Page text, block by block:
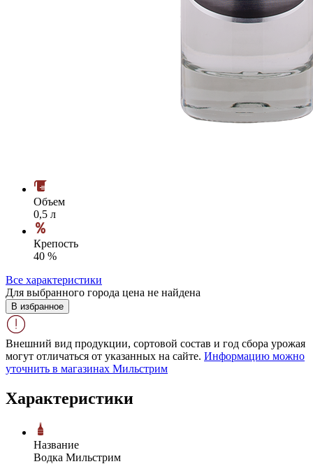
Объем
0,5 л
Крепость
40 %
Все характеристики
Для выбранного города цена не найдена
В избранное
Внешний вид продукции, сортовой состав и год сбора урожая
могут отличаться от указанных на сайте. Информацию можно
уточнить в магазинах Мильстрим
Характеристики
Название
Водка Мильстрим